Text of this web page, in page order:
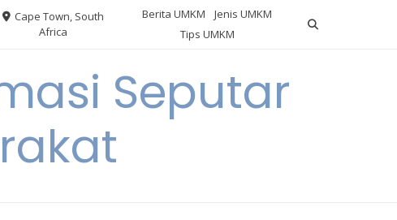
Cape Town, South
Africa
Berita UMKM
Jenis UMKM
Tips UMKM
Seputar